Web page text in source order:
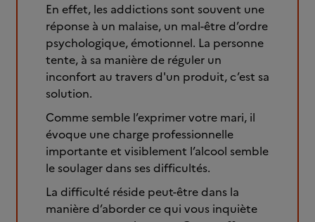
En effet, les addictions sont souvent une
réponse à un malaise, un mal-être d’ordre
psychologique, émotionnel. La personne
tente, à sa manière de réguler un
inconfort au travers d'un produit, c’est sa
solution.
Comme semble l’exprimer votre mari, il
évoque une charge professionnelle
importante et visiblement l’alcool semble
le soulager dans ses difficultés.
La difficulté réside peut-être dans la
manière d’aborder ce qui vous inquiète